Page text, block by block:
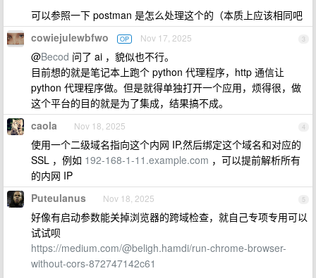
可以参照一下 postman 是怎么处理这个的（本质上应该相同吧
3
cowiejulewbfwo OP Nov 17, 2025
@Becod 问了 ai ，貌似也不行。
目前想的就是笔记本上跑个 python 代理程序，http 通信让
python 代理程序做。但是就得单独打开一个应用，烦得很，做
这个平台的目的就是为了集成，结果搞不成。
4
caola Nov 18, 2025
使用一个二级域名指向这个内网 IP,然后绑定这个域名和对应的
SSL ，例如 192-168-1-11.example.com ，可以提前解析所有
的内网 IP
5
Puteulanus Nov 18, 2025
好像有启动参数能关掉浏览器的跨域检查，就自己专项专用可以
试试呗
https://medium.com/@beligh.hamdi/run-chrome-browser-
without-cors-872747142c61